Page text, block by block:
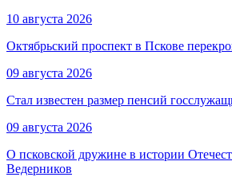
10 августа 2026
Октябрьский проспект в Пскове
09 августа 2026
Стал известен размер пенсий
09 августа 2026
О псковской дружине в истории
Ведерников